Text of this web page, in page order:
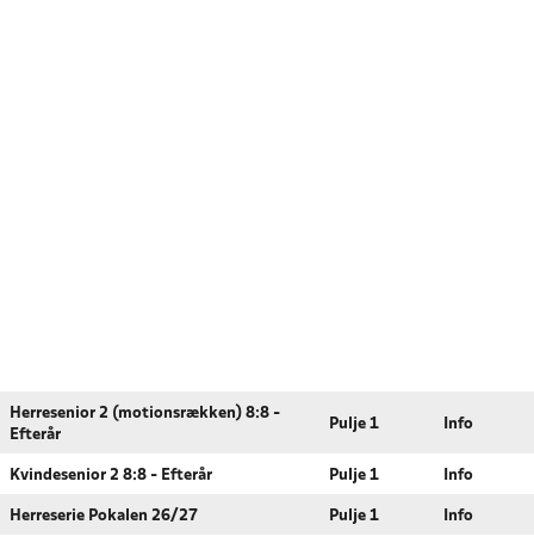
Herresenior 2 (motionsrækken) 8:8 -
Efterår
Pulje 1 Info
Kvindesenior 2 8:8 - Efterår Pulje 1 Info
Herreserie Pokalen 26/27 Pulje 1 Info